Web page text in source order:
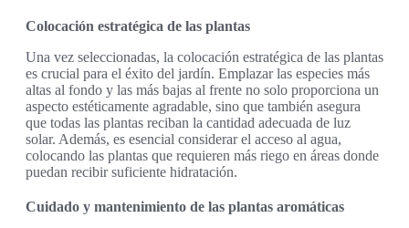
Colocación estratégica de las plantas
Una vez seleccionadas, la colocación estratégica de las plantas
es crucial para el éxito del jardín. Emplazar las especies más
altas al fondo y las más bajas al frente no solo proporciona un
aspecto estéticamente agradable, sino que también asegura
que todas las plantas reciban la cantidad adecuada de luz
solar. Además, es esencial considerar el acceso al agua,
colocando las plantas que requieren más riego en áreas donde
puedan recibir suficiente hidratación.
Cuidado y mantenimiento de las plantas aromáticas